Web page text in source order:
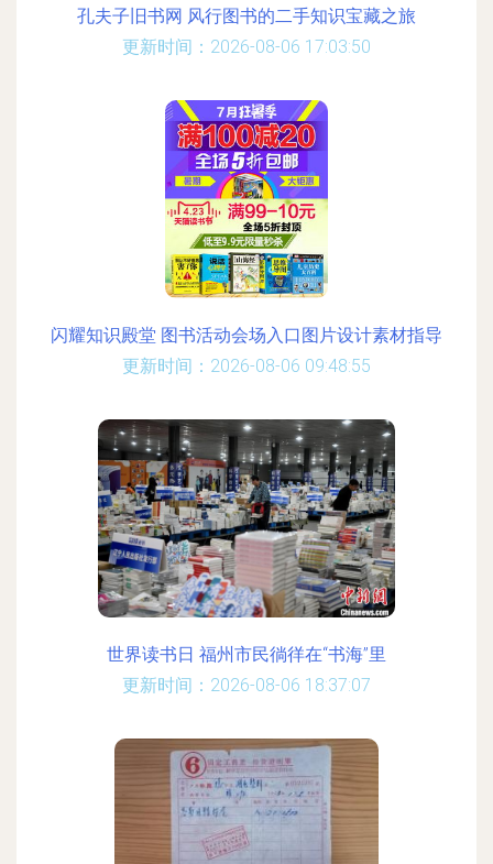
孔夫子旧书网 风行图书的二手知识宝藏之旅
更新时间：2026-08-06 17:03:50
闪耀知识殿堂 图书活动会场入口图片设计素材指导
更新时间：2026-08-06 09:48:55
世界读书日 福州市民徜徉在“书海”里
更新时间：2026-08-06 18:37:07